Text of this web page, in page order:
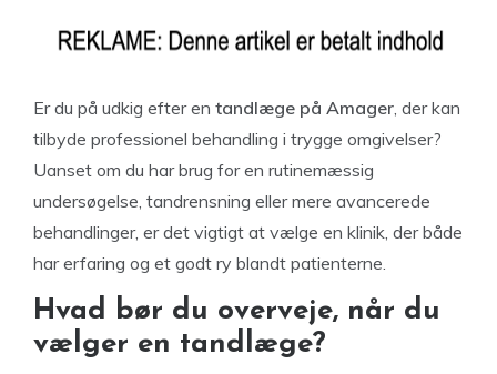
Er du på udkig efter en tandlæge på Amager, der kan
tilbyde professionel behandling i trygge omgivelser?
Uanset om du har brug for en rutinemæssig
undersøgelse, tandrensning eller mere avancerede
behandlinger, er det vigtigt at vælge en klinik, der både
har erfaring og et godt ry blandt patienterne.
Hvad bør du overveje, når du
vælger en tandlæge?